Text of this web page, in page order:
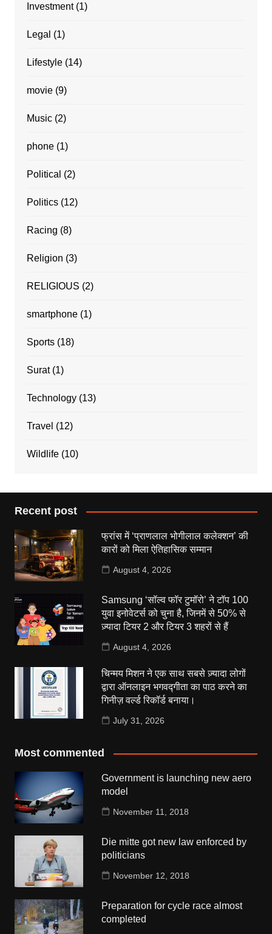
Investment(1)
Legal (1)
Lifestyle(14)
movie(9)
Music(2)
phone(1)
Political (2)
Politics(12)
Racing (8)
Religion (3)
RELIGIOUS (2)
smartphone(1)
Sports(18)
Surat(1)
Technology(13)
Travel (12)
Wildlife(10)
Recent post
फ्रांस में ‘प्राणलाल भोगीलाल कलेक्शन’ की
कारों को मिला ऐतिहासिक सम्मान
August 4, 2026
Samsung ‘सॉल्व फॉर टुमॉरो’ ने टॉप 100
युवा इनोवेटर्स को चुना है, जिनमें से 50% से
ज़्यादा टियर 2 और टियर 3 शहरों से हैं
August 4, 2026
चिन्मय मिशन ने एक साथ सबसे ज़्यादा लोगों
द्वारा ऑनलाइन भगवद्गीता का पाठ करने का
गिनीज़ वर्ल्ड रिकॉर्ड बनाया।
July 31, 2026
Most commented
Government is launching new aero
model
November 11, 2018
Die mitte got new law enforced by
politicians
November 12, 2018
Preparation for cycle race almost
completed